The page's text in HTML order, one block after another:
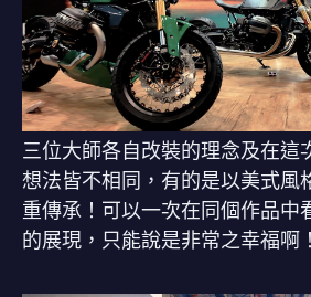
三位大師各自改裝的理念及在這
想法皆不相同，有的是以美式風
重傳承！可以一次在同個作品中
的展現，只能說是非常之幸福啊！